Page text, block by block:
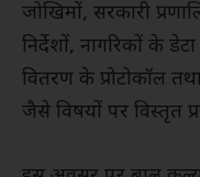
जोखिमों, सरकारी
निर्देशों, नागरिकों के
वितरण के प्रोटोकॉल
जैसे विषयों पर विस्तृत